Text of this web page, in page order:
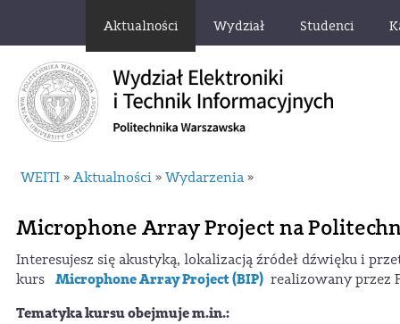
Aktualności Wydział Studenci
WEITI » Aktualności » Wydarzenia »
Microphone Array Project na
Interesujesz się akustyką, lokalizacją źródeł dźwięku i
kurs Microphone Array Project (BIP) realizowany przez
Tematyka kursu obejmuje m.in.: